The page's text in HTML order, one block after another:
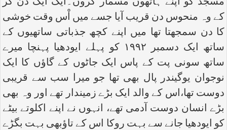
مسجد کو اپنے ہاتھوں مسمار کروں۔ایک ایک دن کر
کے وہ منحوس دن قریب آیا جسے میں اْس وقت خوشی
کا دن سمجھتا تھا میں اپنے کچھ جذباتی ساتھیوں کے
ساتھ ایک دسمبر ۱۹۹۲ کو پہلے ایودھیا پہنچا میرے
ساتھ سونی پت کے پاس ایک جاٹوں کے گاؤں کا ایک
نوجوان یوگیندر پال بھی تھا جو میرا سب سے قریبی
دوست تھا،اس کے والد ایک بڑے زمیندار تھے اور وہ بھی
بڑے انسان دوست آدمی تھے، انہوں نے اپنے اکلوتے بیٹے
کو ایودھیا جانے سے بہت روکا اس کے تاؤبھی بہت بگڑے